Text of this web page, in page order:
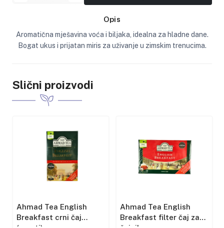
Opis
Aromatična mješavina voća i biljaka, idealna za hladne dane.
Bogat ukus i prijatan miris za uživanje u zimskim trenucima.
Slični proizvodi
Ahmad Tea English
Breakfast crni čaj
Ahmad Tea English
Breakfast filter čaj za